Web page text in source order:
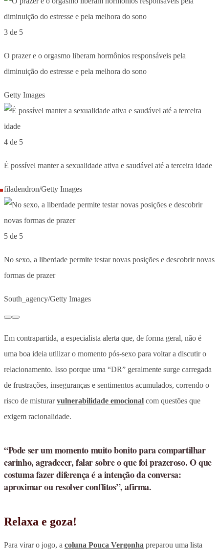
3 de 5
O prazer e o orgasmo liberam hormônios responsáveis pela
diminuição do estresse e pela melhora do sono
Getty Images
4 de 5
É possível manter a sexualidade ativa e saudável até a terceira idade
filadendron/Getty Images
5 de 5
No sexo, a liberdade permite testar novas posições e descobrir novas
formas de prazer
South_agency/Getty Images
Em contrapartida, a especialista alerta que, de forma geral, não é
uma boa ideia utilizar o momento pós-sexo para voltar a discutir o
relacionamento. Isso porque uma “DR” geralmente surge carregada
de frustrações, inseguranças e sentimentos acumulados, correndo o
risco de misturarvulnerabilidade emocional com questões que
exigem racionalidade.
“Pode ser um momento muito bonito para compartilhar
carinho, agradecer, falar sobre o que foi prazeroso. O que
costuma fazer diferença é a intenção da conversa:
aproximar ou resolver conflitos”, afirma.
Relaxa e goza!
Para virar o jogo, a coluna Pouca Vergonha preparou uma lista